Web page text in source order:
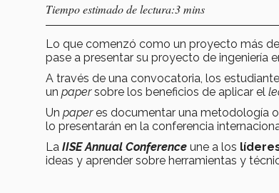
Tiempo estimado de lectura:3 mins
Lo que comenzó como un proyecto más
pase a presentar su proyecto de ingeniería
A través de una convocatoria, los
un papersobre los beneficios de aplicar el
Un paperes documentar una metodología
lo presentarán en la conferencia
La IISE Annual Conference une a los
ideas y aprender sobre herramientas y